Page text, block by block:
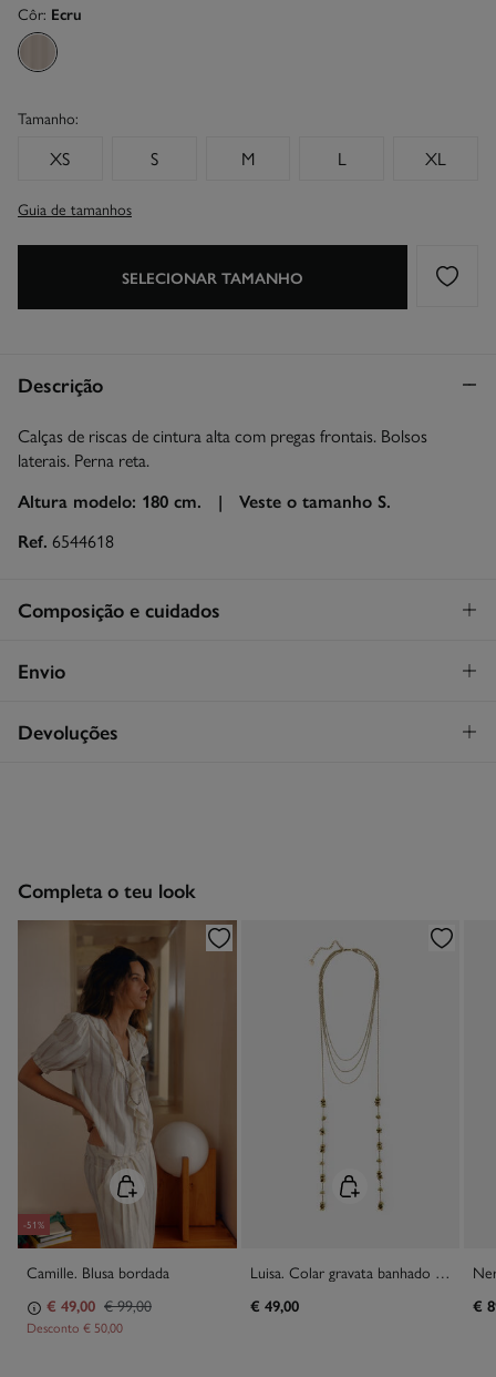
Côr: Ecru
Tamanho:
XS S M L XL
Guia de tamanhos
SELECIONAR TAMANHO
Descrição
Calças de riscas de cintura alta com pregas frontais. Bolsos
laterais. Perna reta.
Altura modelo: 180 cm. | Veste o tamanho S.
Ref. 6544618
Composição e cuidados
Composição
Cuidados
Engomar a baixa temperatura
Proibido limpeza a seco
Envio
STANDARD
Devoluções
Completa o teu look
-51%
Camille. Blusa bordada
€ 49,00 € 99,00
Desconto € 50,00
Luisa. Colar gravata banhado a ouro
€ 49,00
€